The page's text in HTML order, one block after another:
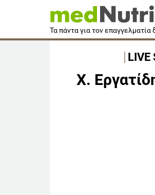
Τα πάντα για τον επαγγελματία
Χ.